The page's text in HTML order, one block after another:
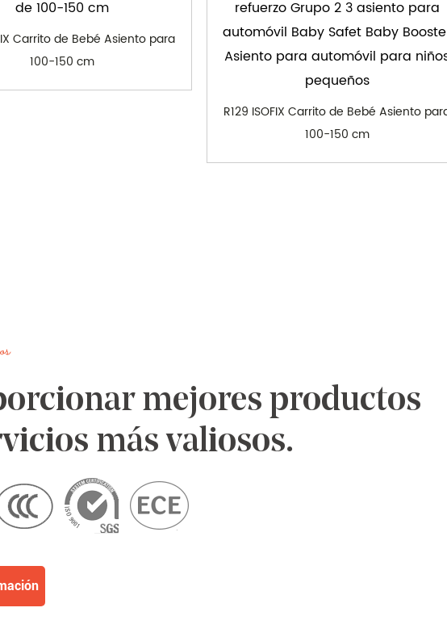
de 100-150 cm
Carrito de Bebé Asiento para
100-150 cm
refuerzo Grupo 2 3 asiento para
automóvil Baby Safet Baby
Asiento para automóvil para
pequeños
R129 ISOFIX Carrito de Bebé Asiento
100-150 cm
mejores productos
más valiosos.